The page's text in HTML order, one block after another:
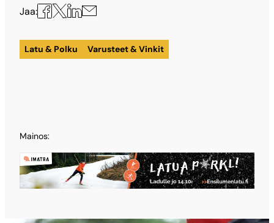
Jaa: Jaa
Facebookissa
Jaa
X:ssä
Jaa
LinkedInissä
Jaa
sähköpostilla
Latu & Polku Varusteet & Vinkit
Mainos: